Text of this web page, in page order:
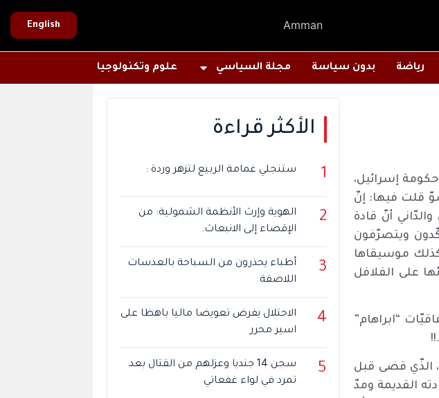
Amman
English
رياضة بدون سياسة مجلة السياسي علوم وتكنولوجيا
حكومة إسرائيل،
قلت فيها: إنّ
أنّ قادة
ويتصرّفون
موسيقاها
على الفلافل
“ابراهام”
الذّي قضى قبل
القديمة ومدّ
الأكثر قراءة
1 ستنجلي غمامة الربيع لتزهر وردة :
2
الهوية وإرث الأنظمة الشمولية: من
الإقصاء إلى الانبعاث.
3
أطباء يحذرون من السباحة بالعدسات
اللاصقة
4
الاحتلال يفرض تعويضا ماليا باهظا على
اسير محرر
5
سجن 14 جنديا وعزلهم من القتال بعد
تمرد في لواء غفعاتي